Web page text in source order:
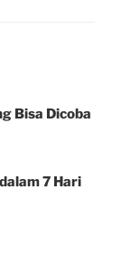
Bisa Dicoba
7 Hari